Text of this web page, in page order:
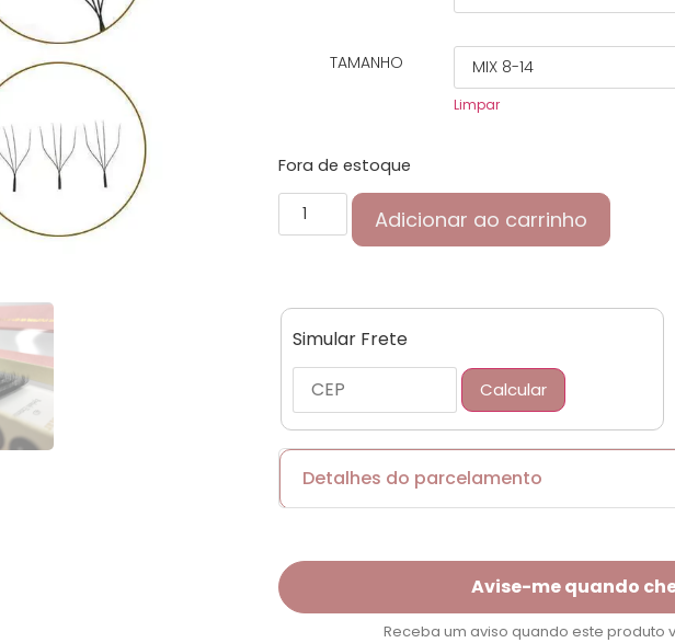
TAMANHO
Limpar
Fora de estoque
Adicionar ao carrinho
Simular Frete
Calcular
Detalhes do parcelamento
Avise-me quando
Receba um aviso quando este produto